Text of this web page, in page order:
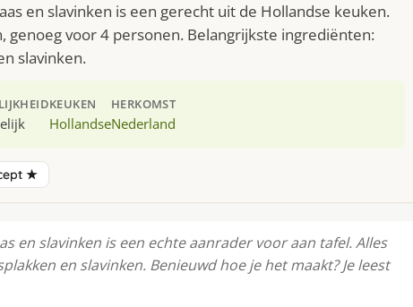
en slavinken is een gerecht uit de Hollandse keuken.
genoeg voor 4 personen. Belangrijkste ingrediënten:
slavinken.
KEUKEN
Hollandse
HERKOMST
Nederland
★
en slavinken is een echte aanrader voor aan tafel. Alles
en slavinken. Benieuwd hoe je het maakt? Je leest